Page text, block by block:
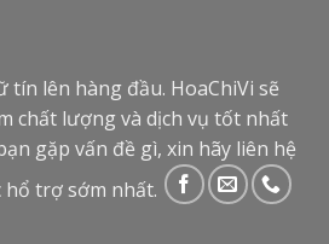
tín lên hàng đầu. HoaChiVi sẽ
chất lượng và dịch vụ tốt nhất
gặp vấn đề gì, xin hãy liên hệ
trợ sớm nhất.